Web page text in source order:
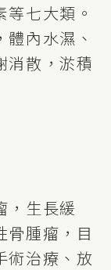
七大類。
內水濕、
消散，淤積
，生長緩
骨腫瘤，目
術治療、放